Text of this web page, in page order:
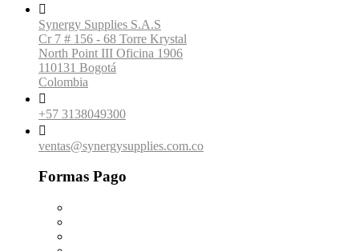

Synergy Supplies S.A.S
Cr 7 # 156 - 68 Torre Krystal
North Point III Oficina 1906
110131 Bogotá
Colombia

+57 3138049300

ventas@synergysupplies.com.co
Formas Pago